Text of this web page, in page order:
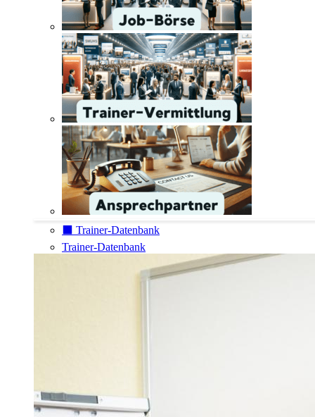
⬛️ Trainer-Datenbank
Trainer-Datenbank